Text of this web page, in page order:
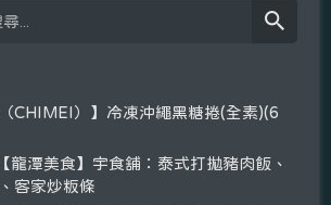
（CHIMEI）】冷凍沖繩黑糖捲(全素)(6
龍潭美食】宇食舖：泰式打拋豬肉飯、
客家炒粄條